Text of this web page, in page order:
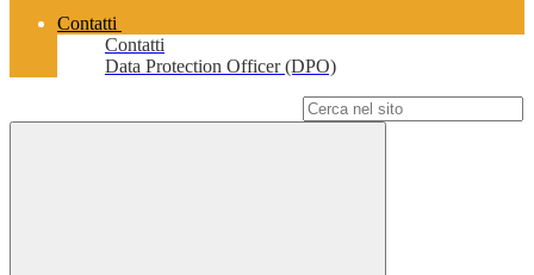
Contatti
Contatti
Data Protection Officer (DPO)